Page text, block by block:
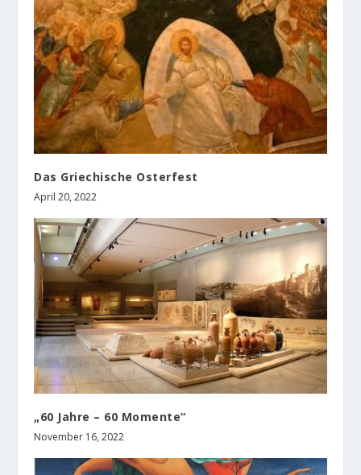
Das Griechische Osterfest
April 20, 2022
„60 Jahre – 60 Momente“
November 16, 2022